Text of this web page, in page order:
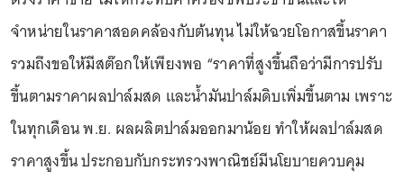
จำหน่ายในราคาสอดคล้องกับต้นทุน ไม่ให้ฉวยโอกาสขึ้นราคา
รวมถึงขอให้มีสต๊อกให้เพียงพอ “ราคาที่สูงขึ้นถือว่ามีการปรับ
ขึ้นตามราคาผลปาล์มสด และน้ำมันปาล์มดิบเพิ่มขึ้นตาม เพราะ
ในทุกเดือน พ.ย. ผลผลิตปาล์มออกมาน้อย ทำให้ผลปาล์มสด
ราคาสูงขึ้น ประกอบกับกระทรวงพาณิชย์มีนโยบายควบคุม